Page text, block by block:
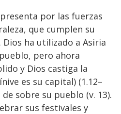
por las fuerzas
que cumplen su
Dios ha utilizado a Asiria
pero ahora
y Dios castiga la
es su capital) (1.12–
sobre su pueblo (v. 13).
sus festivales y